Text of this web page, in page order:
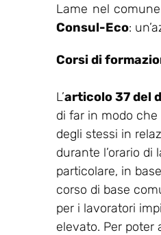
Lame nel
Consul-Eco:
Corsi di
L’articolo 37 del
di far in modo
degli stessi in
durante l’orario
particolare, in base
corso di base
per i lavoratori
elevato. Per poter